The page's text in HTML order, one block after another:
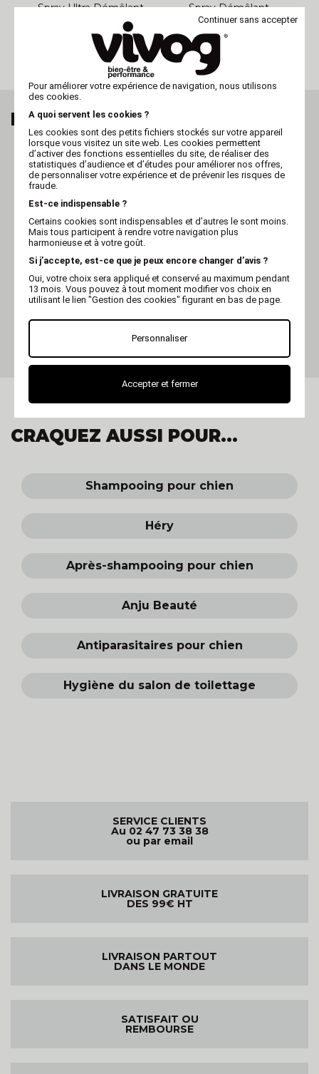
Spray Ultra Démêlant
Longs - Héry - 125ml
Spray Démêlant
Nourrissant pour
Héry
MES DERNIERS ARTICLES VUS
VIVOG
Spray démêlant pour chien
CRAQUEZ AUSSI POUR...
Shampooing pour chien
Héry
Après-shampooing pour chien
Anju Beauté
Antiparasitaires pour chien
Hygiène du salon de toilettage
SERVICE CLIENTS
Au 02 47 73 38 38
ou par email
LIVRAISON GRATUITE
DES 99€ HT
LIVRAISON PARTOUT
DANS LE MONDE
SATISFAIT OU
REMBOURSE
Continuer sans accepter
Pour améliorer votre expérience de navigation, nous utilisons
des cookies.
A quoi servent les cookies ?
Les cookies sont des petits fichiers stockés sur votre appareil
lorsque vous visitez un site web. Les cookies permettent
d’activer des fonctions essentielles du site, de réaliser des
statistiques d’audience et d’études pour améliorer nos offres,
de personnaliser votre expérience et de prévenir les risques de
fraude.
Est-ce indispensable ?
Certains cookies sont indispensables et d’autres le sont moins.
Mais tous participent à rendre votre navigation plus
harmonieuse et à votre goût.
Si j’accepte, est-ce que je peux encore changer d’avis ?
Oui, votre choix sera appliqué et conservé au maximum pendant
13 mois. Vous pouvez à tout moment modifier vos choix en
utilisant le lien "Gestion des cookies" figurant en bas de page.
Personnaliser
Accepter et fermer